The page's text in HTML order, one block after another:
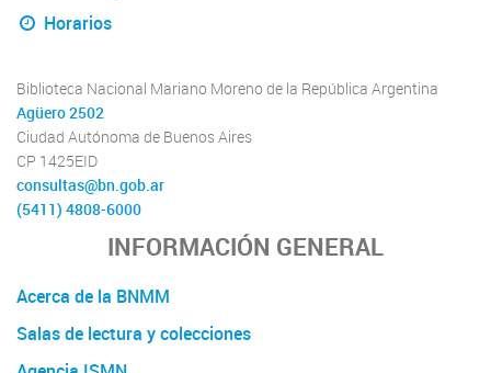
Horarios
Biblioteca Nacional Mariano Moreno de la República Argentina
Agüero 2502
Ciudad Autónoma de Buenos Aires
CP 1425EID
consultas@bn.gob.ar
(5411) 4808-6000
INFORMACIÓN GENERAL
Acerca de la BNMM
Salas de lectura y colecciones